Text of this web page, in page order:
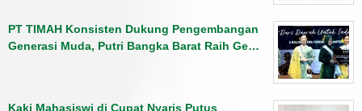
PT TIMAH Konsisten Dukung Pengembangan
Generasi Muda, Putri Bangka Barat Raih Ge…
Kaki Mahasiswi di Cupat Nyaris Putus